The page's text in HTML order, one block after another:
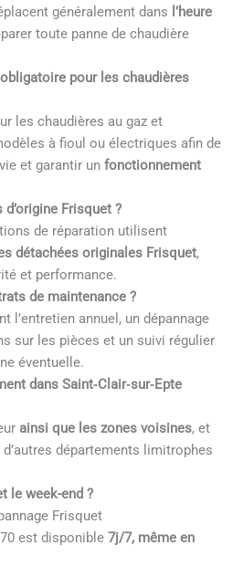
généralement dans l’heure
toute panne de chaudière
pour les chaudières
les chaudières au gaz et
à fioul ou électriques afin de
et garantir unfonctionnement
Frisquet ?
de réparation utilisent
détachées originales Frisquet,
et performance.
de maintenance ?
l’entretien annuel, un dépannage
sur les pièces et un suivi régulier
éventuelle.
dans Saint‑Clair‑sur‑Epte
ainsi que les zones voisines, et
départements limitrophes
le week-end ?
Frisquet
est disponible7j/7, même en